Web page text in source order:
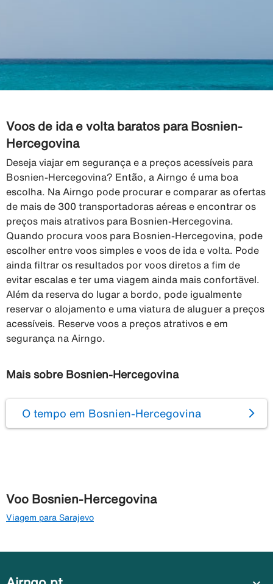
Voos de ida e volta baratos para Bosnien-
Hercegovina
Deseja viajar em segurança e a preços acessíveis para
Bosnien-Hercegovina? Então, a Airngo é uma boa
escolha. Na Airngo pode procurar e comparar as ofertas
de mais de 300 transportadoras aéreas e encontrar os
preços mais atrativos para Bosnien-Hercegovina.
Quando procura voos para Bosnien-Hercegovina, pode
escolher entre voos simples e voos de ida e volta. Pode
ainda filtrar os resultados por voos diretos a fim de
evitar escalas e ter uma viagem ainda mais confortävel.
Além da reserva do lugar a bordo, pode igualmente
reservar o alojamento e uma viatura de aluguer a preços
acessíveis. Reserve voos a preços atrativos e em
segurança na Airngo.
Mais sobre Bosnien-Hercegovina
O tempo em Bosnien-Hercegovina
Voo Bosnien-Hercegovina
Viagem para Sarajevo